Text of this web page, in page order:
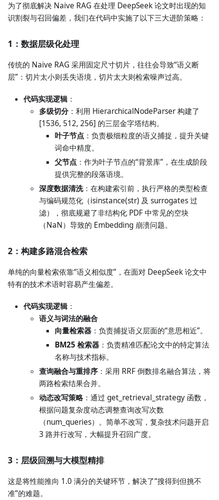
为了彻底解决 Naive RAG 在处理 DeepSeek 论文时出现的知
识割裂与召回偏差，我们在代码中实施了以下三大进阶策略：
1：数据层级化处理
传统的 Naive RAG 采用固定尺寸切片，往往会导致“语义断
层”：切片太小则丢失语境，切片太大则检索噪声过高。
代码实现逻辑：
多级切分：利用 HierarchicalNodeParser 构建了
[1536, 512, 256] 的三层金字塔结构。
叶子节点 ：负责极细粒度的语义捕捉，提升关键
词命中精度。
父节点 ：作为叶子节点的“背景库”，在生成阶段
提供完整的段落语境。
深度数据清洗：在构建索引前，执行严格的类型检查
与编码规范化（isinstance(str) 及 surrogates 过
滤），彻底规避了非结构化 PDF 中常见的空块
（NaN）导致的 Embedding 崩溃问题。
2：构建多路混合检索
单纯的向量检索依靠“语义相似度”，在面对 DeepSeek 论文中
特有的技术术语时容易产生偏差。
代码实现逻辑：
语义与词法的融合
向量检索器 ：负责捕捉语义层面的“意思相近”。
BM25 检索器 ：负责精准匹配论文中的特定算法
名称与技术指标。
查询融合与重排序 ：采用 RRF 倒数排名融合算法，将
两路检索结果合并。
动态改写策略 ：通过 get_retrieval_strategy 函数，
根据问题复杂度动态调整查询改写次数
（num_queries）。简单不改写，复杂技术问题开启
3 路并行改写，大幅提升召回广度。
3：层级回溯与大模型精排
这是将性能推向 1.0 满分的关键环节，解决了“搜得到但挑不
准”的难题。